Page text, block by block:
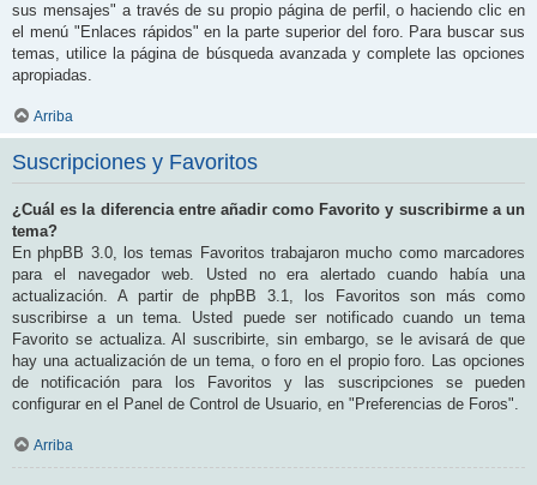
sus mensajes" a través de su propio página de perfil, o haciendo clic en
el menú "Enlaces rápidos" en la parte superior del foro. Para buscar sus
temas, utilice la página de búsqueda avanzada y complete las opciones
apropiadas.
Arriba
Suscripciones y Favoritos
¿Cuál es la diferencia entre añadir como Favorito y suscribirme a un
tema?
En phpBB 3.0, los temas Favoritos trabajaron mucho como marcadores
para el navegador web. Usted no era alertado cuando había una
actualización. A partir de phpBB 3.1, los Favoritos son más como
suscribirse a un tema. Usted puede ser notificado cuando un tema
Favorito se actualiza. Al suscribirte, sin embargo, se le avisará de que
hay una actualización de un tema, o foro en el propio foro. Las opciones
de notificación para los Favoritos y las suscripciones se pueden
configurar en el Panel de Control de Usuario, en "Preferencias de Foros".
Arriba